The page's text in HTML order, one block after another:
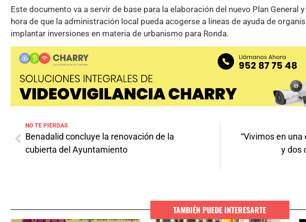
Este documento va a servir de base para la elaboración del nuevo Plan General
hora de que la administración local pueda acogerse a líneas de ayuda de
implantar inversiones en materia de urbanismo para Ronda.
NO TE PIERDAS
Benadalid concluye la renovación de la
cubierta del Ayuntamiento
“Vivimos en
y dos
TAMBIÉN PUEDE INTERESARTE